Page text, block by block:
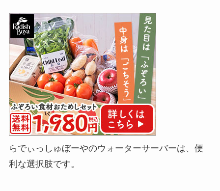
らでぃっしゅぼーやのウォーターサーバーは、便
利な選択肢です。